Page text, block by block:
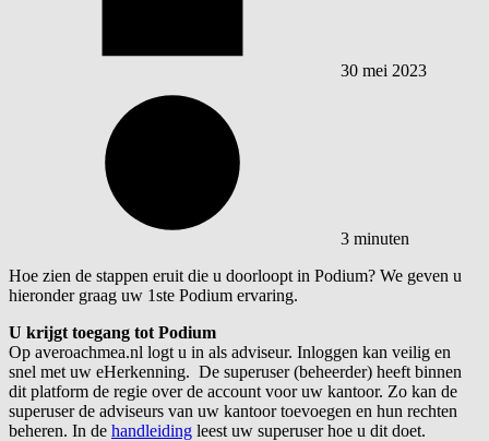
30 mei 2023
3 minuten
Hoe zien de stappen eruit die u doorloopt in Podium? We geven u
hieronder graag uw 1ste Podium ervaring.
U krijgt toegang tot Podium
Op averoachmea.nl logt u in als adviseur. Inloggen kan veilig en
snel met uw eHerkenning. De superuser (beheerder) heeft binnen
dit platform de regie over de account voor uw kantoor. Zo kan de
superuserde adviseurs van uw kantoortoevoegen en hun rechten
beheren. In de handleiding leest uw superuserhoe u dit doet.